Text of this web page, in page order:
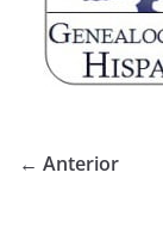
← Anterior